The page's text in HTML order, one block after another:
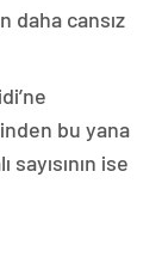
daha cansız
bu yana
sayısının ise